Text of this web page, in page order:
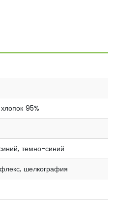
95%
темно-синий
шелкография